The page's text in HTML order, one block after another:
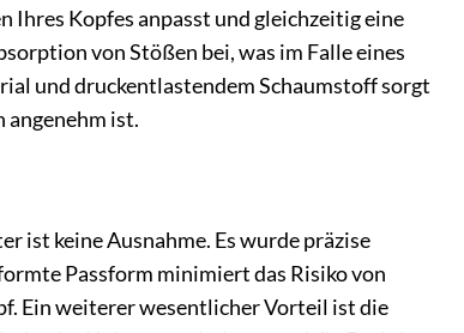
Ihres Kopfes anpasst und gleichzeitig eine
von Stößen bei, was im Falle eines
und druckentlastendem Schaumstoff sorgt
angenehm ist.
ist keine Ausnahme. Es wurde präzise
Passform minimiert das Risiko von
Ein weiterer wesentlicher Vorteil ist die